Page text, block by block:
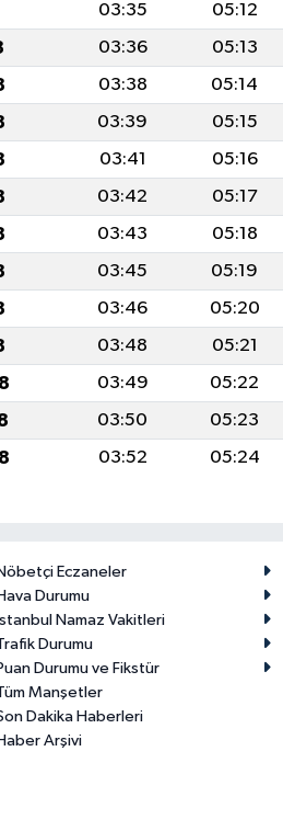
03:35 05:12
03:36 05:13
03:38 05:14
03:39 05:15
03:41 05:16
03:42 05:17
03:43 05:18
03:45 05:19
03:46 05:20
03:48 05:21
03:49 05:22
03:50 05:23
03:52 05:24
Eczaneler
Durumu
İstanbul Namaz Vakitleri
Durumu
Durumu ve Fikstür
Manşetler
Dakika Haberleri
Arşivi